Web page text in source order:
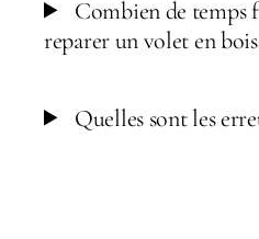
Combien de
reparer un volet en
Quelles sont les